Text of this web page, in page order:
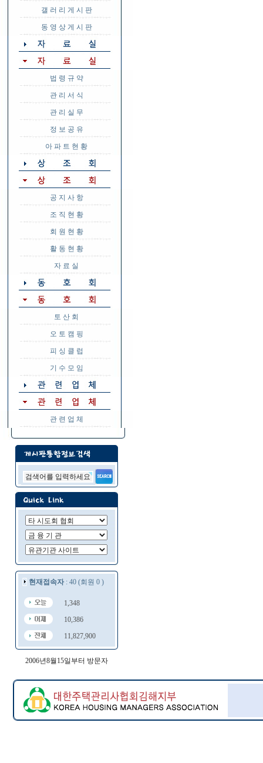
갤 러 리 게 시 판
동 영 상 게 시 판
법 령 규 약
관 리 서 식
관 리 실 무
정 보 공 유
아 파 트 현 황
공 지 사 항
조 직 현 황
회 원 현 황
활 동 현 황
자 료 실
토 산 회
오 토 캠 핑
피 싱 클 럽
기 수 모 임
관 련 업 체
현재접속자: 40 (회원 0 )
1,348
10,386
11,827,900
2006년8월15일부터 방문자